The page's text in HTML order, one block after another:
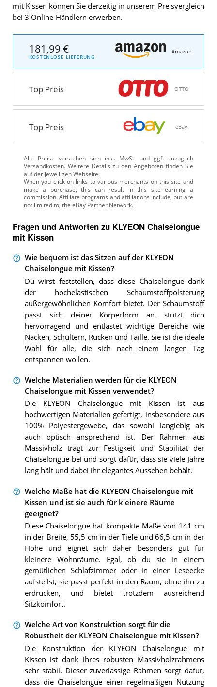
mit Kissen können Sie derzeitig in unserem Preisvergleich
bei 3 Online-Händlern erwerben.
181,99 €
KOSTENLOSE LIEFERUNG
Amazon
Top Preis OTTO
Top Preis eBay
Alle Preise verstehen sich inkl. MwSt. und ggf. zuzüglich
Versandkosten. Weitere Details zu den Angeboten finden Sie
auf der jeweiligen Webseite.
Fragen und Antworten zu KLYEON Chaiselongue
mit Kissen
Wie bequem ist das Sitzen auf der KLYEON
Chaiselongue mit Kissen?
Du wirst feststellen, dass diese Chaiselongue dank
der hochelastischen Schaumstoffpolsterung
außergewöhnlichen Komfort bietet. Der Schaumstoff
passt sich deiner Körperform an, stützt dich
hervorragend und entlastet wichtige Bereiche wie
Nacken, Schultern, Rücken und Taille. Sie ist die ideale
Wahl für alle, die sich nach einem langen Tag
entspannen wollen.
Welche Materialien werden für die KLYEON
Chaiselongue mit Kissen verwendet?
Die KLYEON Chaiselongue mit Kissen ist aus
hochwertigen Materialien gefertigt, insbesondere aus
100% Polyestergewebe, das sowohl langlebig als
auch optisch ansprechend ist. Der Rahmen aus
Massivholz trägt zur Festigkeit und Stabilität der
Chaiselongue bei und sorgt dafür, dass sie viele Jahre
lang hält und dabei ihr elegantes Aussehen behält.
Welche Maße hat die KLYEON Chaiselongue mit
Kissen und ist sie auch für kleinere Räume
geeignet?
Diese Chaiselongue hat kompakte Maße von 141 cm
in der Breite, 55,5 cm in der Tiefe und 66,5 cm in der
Höhe und eignet sich daher besonders gut für
kleinere Wohnräume. Egal, ob du sie in einem
gemütlichen Schlafzimmer oder in einer Leseecke
aufstellst, sie passt perfekt in den Raum, ohne ihn zu
erdrücken, und bietet trotzdem ausreichend
Sitzkomfort.
Welche Art von Konstruktion sorgt für die
Robustheit der KLYEON Chaiselongue mit Kissen?
Die Konstruktion der KLYEON Chaiselongue mit
Kissen ist dank ihres robusten Massivholzrahmens
sehr stabil. Dieser zuverlässige Rahmen sorgt dafür,
dass die Chaiselongue einer regelmäßigen Nutzung